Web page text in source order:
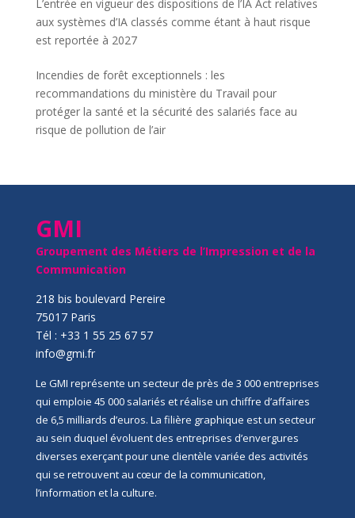
L’entrée en vigueur des dispositions de l’IA Act relatives
aux systèmes d’IA classés comme étant à haut risque
est reportée à 2027
Incendies de forêt exceptionnels : les
recommandations du ministère du Travail pour
protéger la santé et la sécurité des salariés face au
risque de pollution de l’air
GMI
Groupement des Métiers de l’Impression et de la
Communication
218 bis boulevard Pereire
75017 Paris
Tél : +33 1 55 25 67 57
info@gmi.fr
Le GMI représente un secteur de près de 3 000 entreprises
qui emploie 45 000 salariés et réalise un chiffre d’affaires
de 6,5 milliards d’euros. La filière graphique est un secteur
au sein duquel évoluent des entreprises d’envergures
diverses exerçant pour une clientèle variée des activités
qui se retrouvent au cœur de la communication,
l’information et la culture.